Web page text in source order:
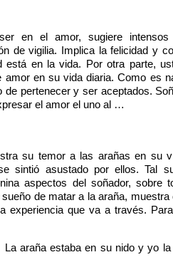
en el amor, sugiere intensos
de vigilia. Implica la felicidad y
está enla vida. Por otra parte,
amor ensu vida diaria. Como es
de pertenecer y ser aceptados.
el amor el uno al …
su temor a las arañasen su
sintió asustado por ellos. Tal
aspectos del soñador, sobre
de matar a la araña, muestra
experiencia que va a través.
La araña estabaen su nido y yo